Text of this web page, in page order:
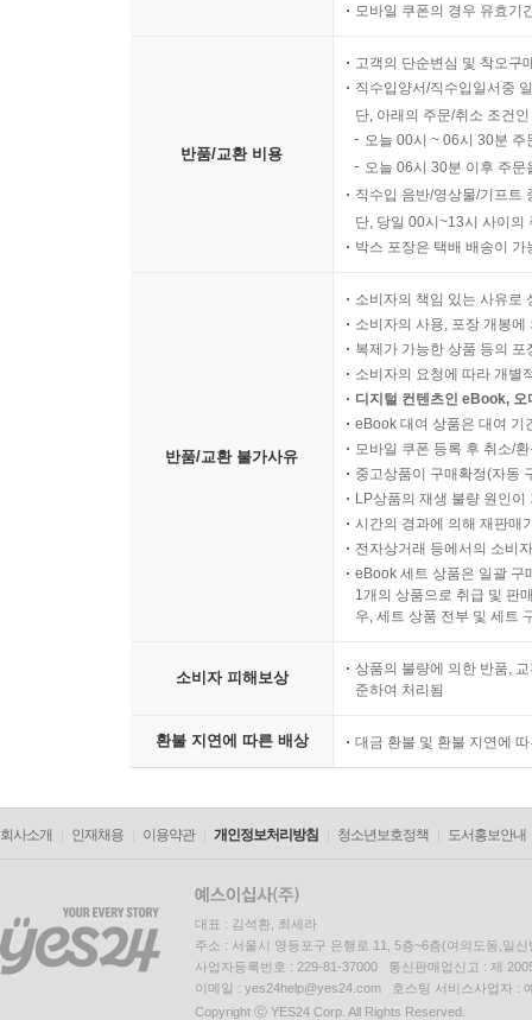
모바일 쿠폰의 경우 유효기
반품/교환 비용
고객의 단순변심 및 착오구
직수입양서/직수입일서중
단, 아래의 주문/취소 조건
오늘 00시 ~ 06시 30분
오늘 06시 30분 이후 주
직수입 음반/영상물/기프트
단, 당일 00시~13시 사이의
박스 포장은 택배 배송이
반품/교환 불가사유
소비자의 책임 있는 사유로
소비자의 사용, 포장 개봉
복제가 가능한 상품 등의
소비자의 요청에 따라 개별
디지털 컨텐츠인 eBook,
eBook 대여 상품은 대여 기
모바일 쿠폰 등록 후 취소/
중고상품이 구매확정(자동
LP상품의 재생 불량 원인
시간의 경과에 의해 재판매
전자상거래 등에서의 소비
eBook 세트 상품은 일괄 구
1개의 상품으로 취급 및 판
우, 세트 상품 전부 및 세트
소비자 피해보상
상품의 불량에 의한 반품,
준하여 처리됨
환불 지연에 따른 배상 대금 환불 및 환불 지연에
회사소개 인재채용 이용약관 개인정보처리방침 청소년보호정책 도서홍보안내
대표 : 김석환, 최세라
주소 : 서울시 영등포구 은행로 11, 5층~6층(여의도동,일신
사업자등록번호 : 229-81-37000 통신판매업신고 : 제
이메일 : yes24help@yes24.com 호스팅 서비스사업자 :
Copyright ⓒ YES24 Corp. All Rights Reserved.